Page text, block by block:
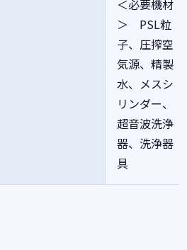
＜必要機材
＞ PSL粒
子、圧搾空
気源、精製
水、メスシ
リンダー、
超音波洗浄
器、洗浄器
具